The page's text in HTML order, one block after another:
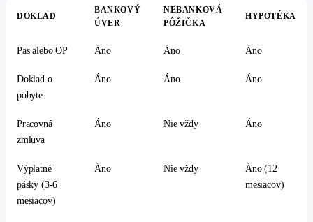
DOKLAD
BANKOVÝ
ÚVER
NEBANKOVÁ
PÔŽIČKA
HYPOTÉKA
Pas alebo OP Áno Áno Áno
Doklad o
pobyte
Áno Áno Áno
Pracovná
zmluva
Áno Nie vždy Áno
Výplatné
pásky (3-6
mesiacov)
Áno Nie vždy
Áno (12
mesiacov)